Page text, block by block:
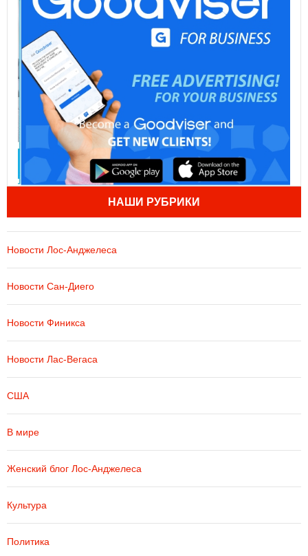
НАШИ РУБРИКИ
Новости Лос-Анджелеса
Новости Сан-Диего
Новости Финикса
Новости Лас-Вегаса
США
В мире
Женский блог Лос-Анджелеса
Культура
Политика